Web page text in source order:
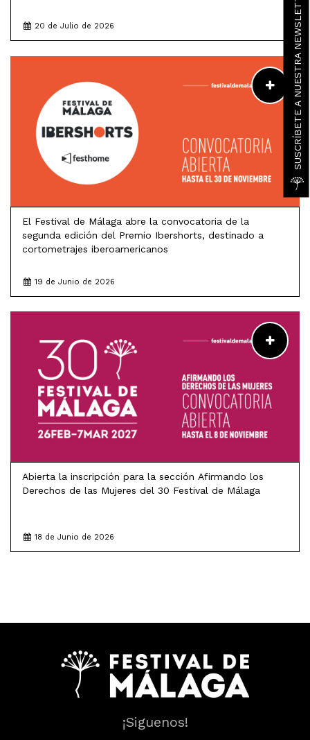
SUSCRÍBETE A NUESTRA NEWSLETTER
20 de Julio de 2026
El Festival de Málaga abre la convocatoria de la
segunda edición del Premio Ibershorts, destinado a
cortometrajes iberoamericanos
19 de Junio de 2026
Abierta la inscripción para la sección Afirmando los
Derechos de las Mujeres del 30 Festival de Málaga
18 de Junio de 2026
¡Siguenos!